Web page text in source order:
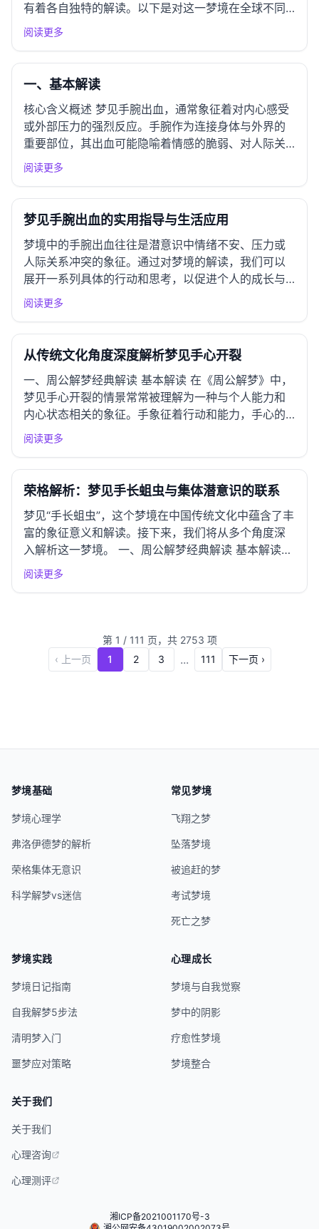
有着各自独特的解读。以下是对这一梦境在全球不同
文化传统中的解读、象征和意义的系统比较分析。
中，手常常象征着个人的能力和劳动。梦见手被刺
伤，可能预示着生活中...
阅读更多
一、基本解读
核心含义概述 梦见手腕出血，通常象征着对内心感受
或外部压力的强烈反应。手腕作为连接身体与外界的
重要部位，其出血可能隐喻着情感的脆弱、对人际关
系的焦虑，或是对某种伤害的恐惧。这种梦境可能反
人际摩擦。出血的状态则暗示着一种失去感或被迫放
弃某些东西，可能是情感...
阅读更多
梦见手腕出血的实用指导与生活应用
梦境中的手腕出血往往是潜意识中情绪不安、压力或
人际关系冲突的象征。通过对梦境的解读，我们可以
展开一系列具体的行动和思考，以促进个人的成长与
发展。 一、情绪应对指南 常见情绪反应 梦见手腕出
常反映了对现实生活中某种压力的敏感，可能与工
作、家庭或人际关系的紧...
阅读更多
从传统文化角度深度解析梦见手心开裂
一、周公解梦经典解读 基本解读 在《周公解梦》中，
梦见手心开裂的情景常常被理解为一种与个人能力和
内心状态相关的象征。手象征着行动和能力，手心的
开裂则可能预示着在某些方面遭遇挫折或困难，意味
还是情感的映射，暗示着梦者在生活中可能感受到压
力、孤独或被他人利用...
阅读更多
荣格解析：梦见手长蛆虫与集体潜意识的联系
梦见“手长蛆虫”，这个梦境在中国传统文化中蕴含了丰
富的象征意义和解读。接下来，我们将从多个角度深
入解析这一梦境。 一、周公解梦经典解读 基本解读
根据《周公解梦》的经典解读，梦到手长蛆虫主要象
阅读更多
第 1 / 111 页，共 2753 项
‹ 上一页
1 2 3 ... 111 下一页 ›
梦境基础
梦境心理学
弗洛伊德梦的解析
荣格集体无意识
科学解梦vs迷信
常见梦境
飞翔之梦
坠落梦境
被追赶的梦
考试梦境
死亡之梦
梦境实践
梦境日记指南
自我解梦5步法
清明梦入门
噩梦应对策略
心理成长
梦境与自我觉察
梦中的阴影
疗愈性梦境
梦境整合
关于我们
关于我们
心理咨询
心理测评
湘ICP备2021001170号-3